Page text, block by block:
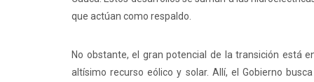
que actúan como respaldo.
No obstante, el gran potencial de la transición está
altísimo recurso eólico y solar. Allí, el Gobierno